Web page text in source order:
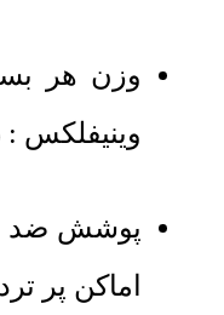
وزن هر
وینیفلکس : 12.5 کیلوگرم
اماکن پر